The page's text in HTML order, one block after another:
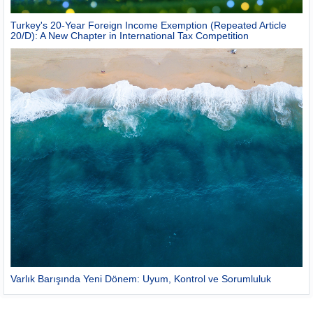
Turkey's 20-Year Foreign Income Exemption (Repeated Article
20/D): A New Chapter in International Tax Competition
Varlık Barışında Yeni Dönem: Uyum, Kontrol ve Sorumluluk